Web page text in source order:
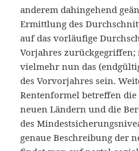
anderem dahingehend
Ermittlung des
auf das vorläufige
Vorjahres zurückgegriffen;
vielmehr nun das
des Vorvorjahres sein.
Rentenformel betreffen die
neuen Ländern und die
des
genaue Beschreibung der